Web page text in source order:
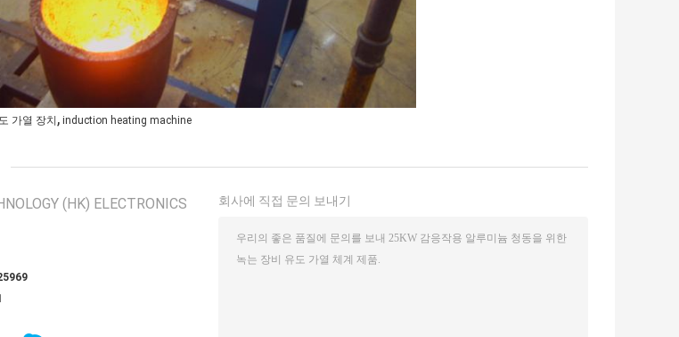
가열 장치 , induction heating machine
(HK) ELECTRONICS
회사에 직접 문의 보내기